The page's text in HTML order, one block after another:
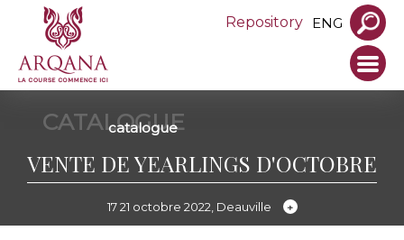
Repository ENG
CATALOGUE
catalogue
VENTE DE YEARLINGS D'OCTOBRE
17 21 octobre 2022, Deauville